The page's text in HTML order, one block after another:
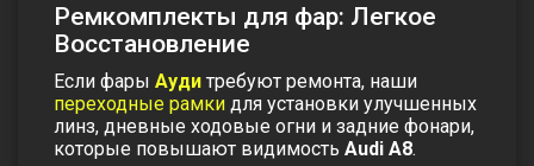
Ремкомплекты для фар: Легкое
Восстановление
Если фары Ауди требуют ремонта, наши
переходные рамки для установки улучшенных
линз, дневные ходовые огни и задние фонари,
которые повышают видимость Audi A8.